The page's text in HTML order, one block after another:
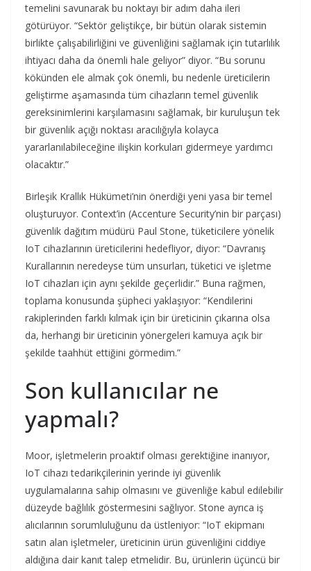
temelini savunarak bu noktayı bir adım daha ileri
götürüyor. “Sektör geliştikçe, bir bütün olarak sistemin
birlikte çalışabilirliğini ve güvenliğini sağlamak için tutarlılık
ihtiyacı daha da önemli hale geliyor” diyor. “Bu sorunu
kökünden ele almak çok önemli, bu nedenle üreticilerin
geliştirme aşamasında tüm cihazların temel güvenlik
gereksinimlerini karşılamasını sağlamak, bir kuruluşun tek
bir güvenlik açığı noktası aracılığıyla kolayca
yararlanılabileceğine ilişkin korkuları gidermeye yardımcı
olacaktır.”
Birleşik Krallık Hükümeti’nin önerdiği yeni yasa bir temel
oluşturuyor. Context’in (Accenture Security’nin bir parçası)
güvenlik dağıtım müdürü Paul Stone, tüketicilere yönelik
IoT cihazlarının üreticilerini hedefliyor, diyor: “Davranış
Kurallarının neredeyse tüm unsurları, tüketici ve işletme
IoT cihazları için aynı şekilde geçerlidir.” Buna rağmen,
toplama konusunda şüpheci yaklaşıyor: “Kendilerini
rakiplerinden farklı kılmak için bir üreticinin çıkarına olsa
da, herhangi bir üreticinin yönergeleri kamuya açık bir
şekilde taahhüt ettiğini görmedim.”
Son kullanıcılar ne
yapmalı?
Moor, işletmelerin proaktif olması gerektiğine inanıyor,
IoT cihazı tedarikçilerinin yerinde iyi güvenlik
uygulamalarına sahip olmasını ve güvenliğe kabul edilebilir
düzeyde bağlılık göstermesini sağlıyor. Stone ayrıca iş
alıcılarının sorumluluğunu da üstleniyor: “IoT ekipmanı
satın alan işletmeler, üreticinin ürün güvenliğini ciddiye
aldığına dair kanıt talep etmelidir. Bu, ürünlerin üçüncü bir